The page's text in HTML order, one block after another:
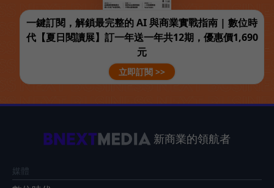
一鍵訂閱，解鎖最完整的 AI 與商業實戰指南 | 數位時
代【夏日閱讀展】訂一年送一年共12期，優惠價1,690
元
立即訂閱 >>
新商業的領航者
媒體